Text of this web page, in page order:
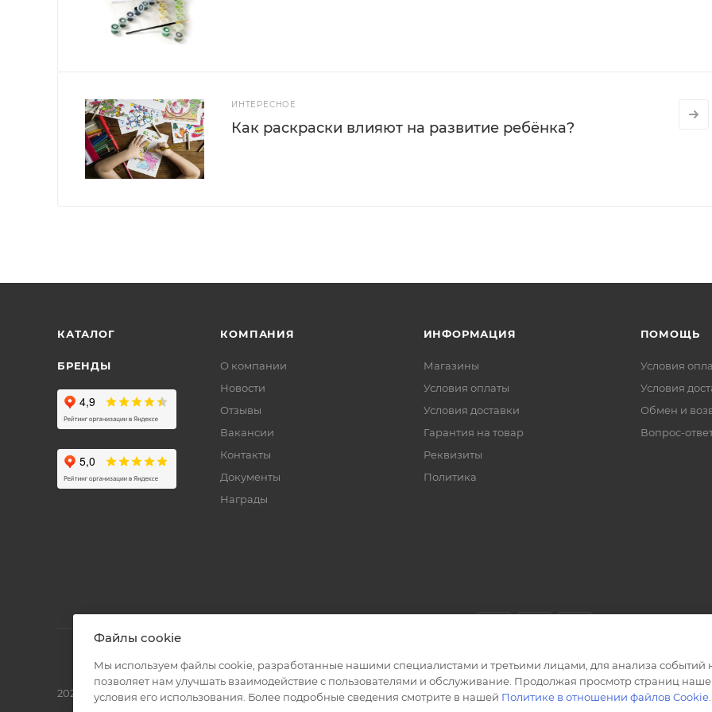
ИНТЕРЕСНОЕ
Как раскраски влияют на развитие ребёнка?
КАТАЛОГ
БРЕНДЫ
КОМПАНИЯ
О компании
Новости
Отзывы
Вакансии
Контакты
Документы
Награды
ИНФОРМАЦИЯ
Магазины
Условия оплаты
Условия доставки
Гарантия на товар
Реквизиты
Политика
ПОМОЩЬ
Условия
Условия
Обмен и
Вопрос-
2026 © Полиграф кит - интернет-магазин
Файлы cookie
Мы используем файлы cookie, разработанные нашими специалистами и третьими лицами, для анализа событий
позволяет нам улучшать взаимодействие с пользователями и обслуживание. Продолжая просмотр страниц
условия его использования. Более подробные сведения смотрите в нашей Политике в отношении файлов Cookie